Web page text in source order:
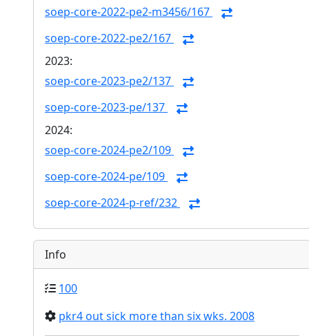
soep-core-2022-pe2-m3456/167
soep-core-2022-pe2/167
2023:
soep-core-2023-pe2/137
soep-core-2023-pe/137
2024:
soep-core-2024-pe2/109
soep-core-2024-pe/109
soep-core-2024-p-ref/232
Info
100
pkr4 out sick more than six wks. 2008